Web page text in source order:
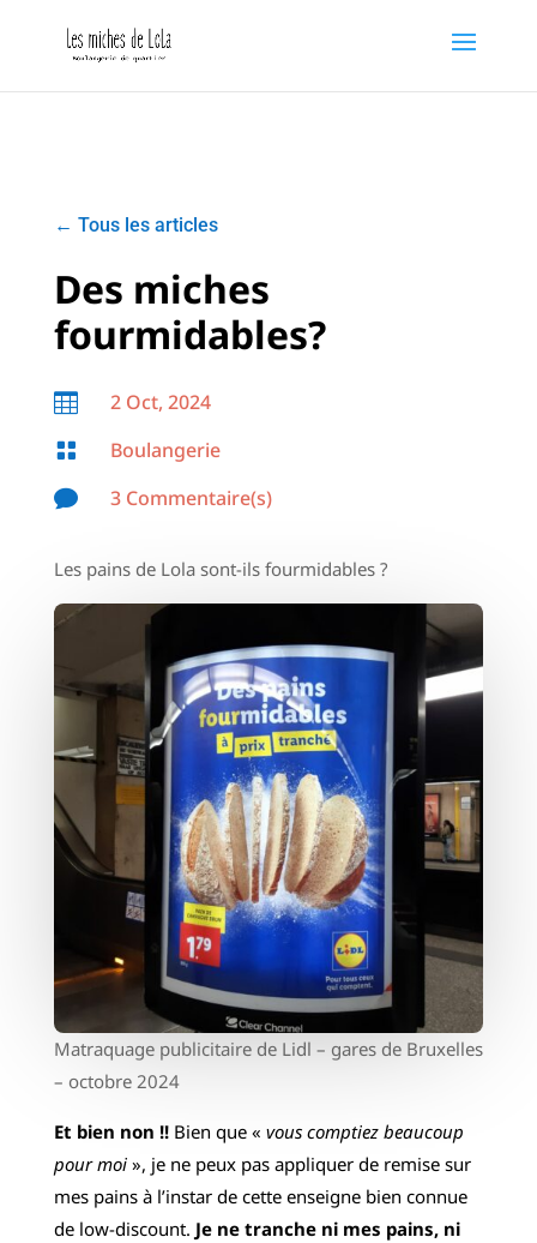
← Tous les articles
Des miches
fourmidables?
 2 Oct, 2024
 Boulangerie
 3 Commentaire(s)
Les pains de Lola sont-ils fourmidables ?
Matraquage publicitaire de Lidl – gares de Bruxelles
– octobre 2024
Et bien non !!Bien que « vous comptiez beaucoup
pour moi», je ne peux pas appliquer de remise sur
mes pains à l’instar de cette enseigne bien connue
de low-discount. Je ne tranche ni mes pains, ni